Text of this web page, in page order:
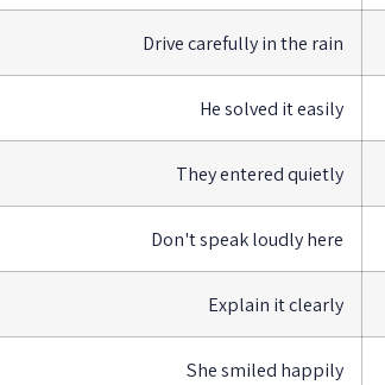
Drive carefully in the rain
He solved it easily
They entered quietly
Don't speak loudly here
Explain it clearly
She smiled happily